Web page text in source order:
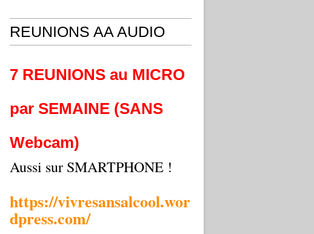
REUNIONS AA AUDIO
7 REUNIONS au MICRO
par SEMAINE (SANS
Webcam)
Aussi sur SMARTPHONE !
https://vivresansalcool.wor
dpress.com/